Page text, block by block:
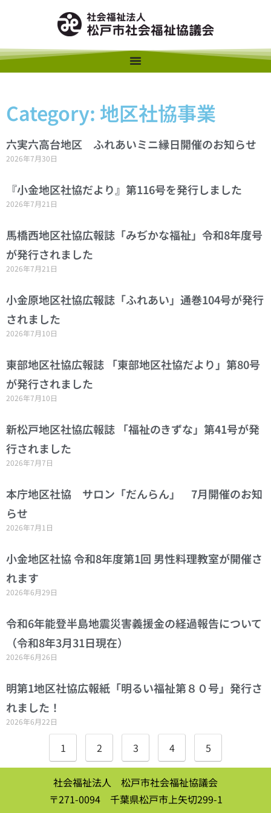
Category: 地区社協事業
六実六高台地区 ふれあいミニ縁日開催のお知らせ
2026年7月30日
『小金地区社協だより』第116号を発行しました
2026年7月21日
馬橋西地区社協広報誌「みぢかな福祉」令和8年度号
が発行されました
2026年7月21日
小金原地区社協広報誌「ふれあい」通巻104号が発行
されました
2026年7月10日
東部地区社協広報誌 「東部地区社協だより」第80号
が発行されました
2026年7月10日
新松戸地区社協広報誌 「福祉のきずな」第41号が発
行されました
2026年7月7日
本庁地区社協 サロン「だんらん」 7月開催のお知
らせ
2026年7月1日
小金地区社協 令和8年度第1回 男性料理教室が開催さ
れます
2026年6月29日
令和6年能登半島地震災害義援金の経過報告について
（令和8年3月31日現在）
2026年6月26日
明第1地区社協広報紙「明るい福祉第８０号」発行さ
れました！
2026年6月22日
1 2 3 4 5
社会福祉法人 松戸市社会福祉協議会
〒271-0094 千葉県松戸市上矢切299-1